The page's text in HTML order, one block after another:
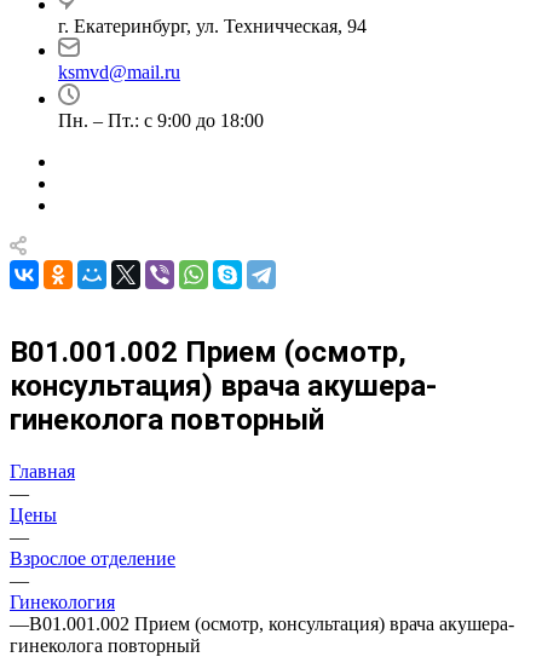
г. Екатеринбург, ул. Техничческая, 94
ksmvd@mail.ru
Пн. – Пт.: с 9:00 до 18:00
B01.001.002 Прием (осмотр,
консультация) врача акушера-
гинеколога повторный
Главная
—
Цены
—
Взрослое отделение
—
Гинекология
—B01.001.002 Прием (осмотр, консультация) врача акушера-
гинеколога повторный